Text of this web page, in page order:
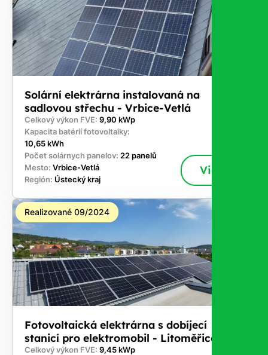
Solární elektrárna instalovaná na
sadlovou střechu - Vrbice-Vetlá
Celkový výkon FVE: 9,90 kWp
Kapacita batérií fotovoltaiky:
10,65 kWh
Počet solárnych panelov: 22 panelů
Mesto: Vrbice-Vetlá
Región: Ústecký kraj
Viac
Realizované 09/2024
Fotovoltaická elektrárna s dobíjecí
stanicí pro elektromobil - Litoměřice
Celkový výkon FVE: 9,45 kWp